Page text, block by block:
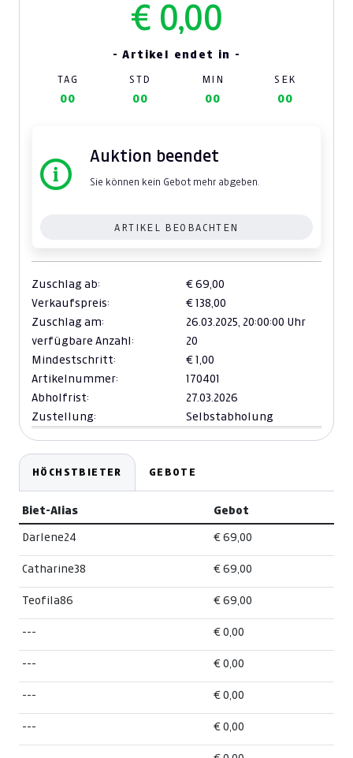
€ 0,00
- Artikel endet in -
TAG STD MIN SEK
00 00 00 00
Auktion beendet
Sie können kein Gebot mehr abgeben.
ARTIKEL BEOBACHTEN
Zuschlag ab:
€ 69,00
Verkaufspreis:
€ 138,00
Zuschlag am:
26.03.2025, 20:00:00 Uhr
verfügbare Anzahl:
20
Mindestschritt:
€ 1,00
Artikelnummer:
170401
Abholfrist:
27.03.2026
Zustellung:
Selbstabholung
HÖCHSTBIETER GEBOTE
Biet-Alias Gebot
Darlene24 € 69,00
Catharine38 € 69,00
Teofila86 € 69,00
--- € 0,00
--- € 0,00
--- € 0,00
--- € 0,00